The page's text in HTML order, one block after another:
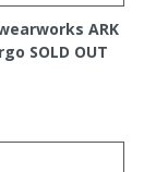
ARK
SOLD OUT